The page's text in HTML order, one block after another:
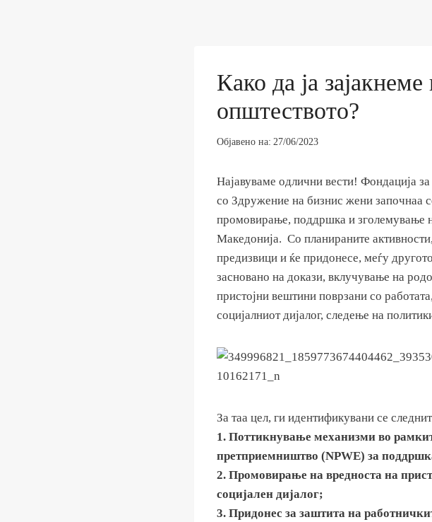
Како да ја
општеството?
Објавено на: 27/06/2023
Најавуваме одлични вести! Фондација
со Здружение на бизнис жени започнаа
промовирање, поддршка и зголемување
Македонија. Со планираните
предизвици и ќе придонесе, меѓу
засновано на докази, вклучување на
пристојни вештини поврзани со
социјалниот дијалог, следење на
За таа цел, ги идентификувани се
1. Поттикнување механизми во
претприемништво (NPWE) за
2. Промовирање на вредноста на
социјален дијалог;
3. Придонес за заштита на